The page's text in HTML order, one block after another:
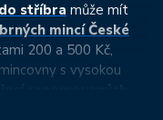
do stříbra může mít
mincí České
200 a 500 Kč,
s vysokou